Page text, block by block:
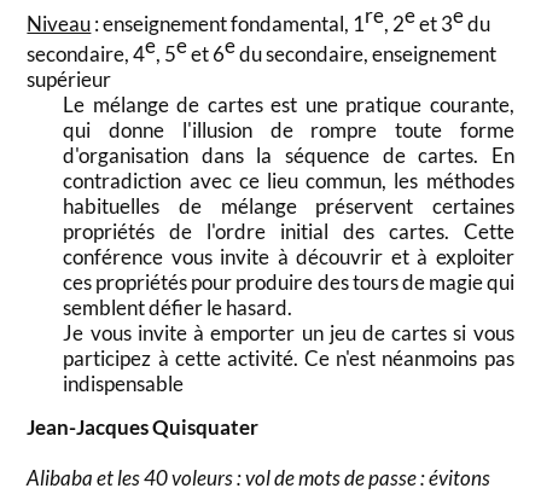
Niveau: enseignement fondamental, 1re, 2eet 3edu
secondaire, 4e, 5eet 6edu secondaire, enseignement
supérieur
Le mélange de cartes est une pratique courante,
qui donne l'illusion de rompre toute forme
d'organisation dans la séquence de cartes. En
contradiction avec ce lieu commun, les méthodes
habituelles de mélange préservent certaines
propriétés de l'ordre initial des cartes. Cette
conférence vous invite à découvrir et à exploiter
ces propriétés pour produire des tours de magie qui
semblent défier le hasard.
Je vous invite à emporter un jeu de cartes si vous
participez à cette activité. Ce n'est néanmoins pas
indispensable
Jean-Jacques Quisquater
Alibaba et les 40 voleurs : vol de mots de passe : évitons